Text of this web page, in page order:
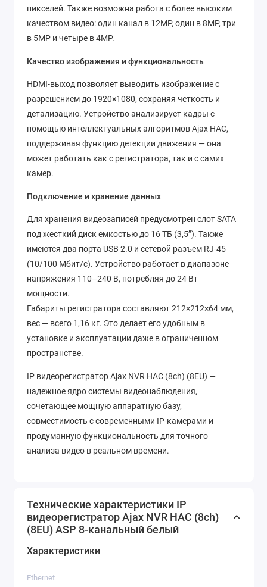
пикселей. Также возможна работа с более высоким
качеством видео: один канал в 12MP, один в 8MP, три
в 5MP и четыре в 4MP.
Качество изображения и функциональность
HDMI-выход позволяет выводить изображение с
разрешением до 1920×1080, сохраняя четкость и
детализацию. Устройство анализирует кадры с
помощью интеллектуальных алгоритмов Ajax HAC,
поддерживая функцию детекции движения — она
может работать как с регистратора, так и с самих
камер.
Подключение и хранение данных
Для хранения видеозаписей предусмотрен слот SATA
под жесткий диск емкостью до 16 ТБ (3,5”). Также
имеются два порта USB 2.0 и сетевой разъем RJ-45
(10/100 Мбит/с). Устройство работает в диапазоне
напряжения 110–240 В, потребляя до 24 Вт
мощности.
Габариты регистратора составляют 212×212×64 мм,
вес — всего 1,16 кг. Это делает его удобным в
установке и эксплуатации даже в ограниченном
пространстве.
IP видеорегистратор Ajax NVR HAC (8ch) (8EU) —
надежное ядро системы видеонаблюдения,
сочетающее мощную аппаратную базу,
совместимость с современными IP-камерами и
продуманную функциональность для точного
анализа видео в реальном времени.
Технические характеристики IP
видеорегистратор Ajax NVR HAC (8ch)
(8EU) ASP 8-канальный белый
Характеристики
Ethernet